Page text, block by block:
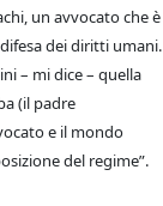
un avvocato che è
dei diritti umani.
– mi dice – quella
(il padre
e il mondo
del regime”.